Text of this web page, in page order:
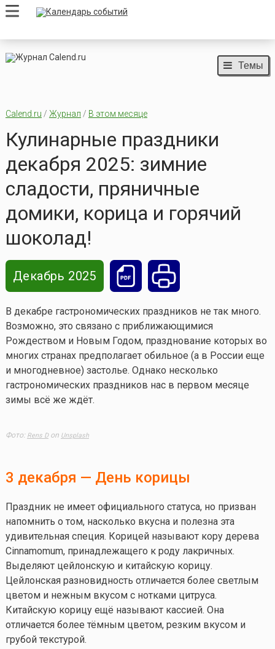
Темы
Calend.ru / Журнал / В этом месяце
Кулинарные праздники
декабря 2025: зимние
сладости, пряничные
домики, корица и горячий
шоколад!
Декабрь 2025
В декабре гастрономических праздников не так много.
Возможно, это связано с приближающимися
Рождеством и Новым Годом, празднование которых во
многих странах предполагает обильное (а в России еще
и многодневное) застолье. Однако несколько
гастрономических праздников нас в первом месяце
зимы всё же ждёт.
Фото: Rens Don Unsplash
3 декабря — День корицы
Праздник не имеет официального статуса, но призван
напомнить о том, насколько вкусна и полезна эта
удивительная специя. Корицей называют кору дерева
Cinnamomum, принадлежащего к роду лакричных.
Выделяют цейлонскую и китайскую корицу.
Цейлонская разновидность отличается более светлым
цветом и нежным вкусом с нотками цитруса.
Китайскую корицу ещё называют кассией. Она
отличается более тёмным цветом, резким вкусом и
грубой текстурой.